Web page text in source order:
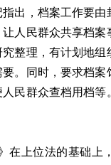
，档案工作要由
人民群众共享档案
整理，有计划地组
。同时，要求档案
民群众查档用档
上位法的基础上